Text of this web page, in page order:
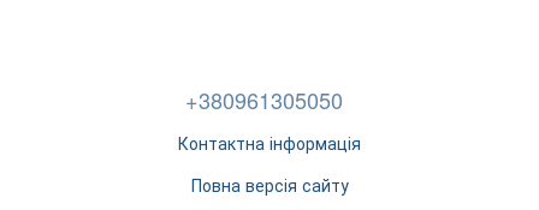
+380961305050
Контактна інформація
Повна версія сайту